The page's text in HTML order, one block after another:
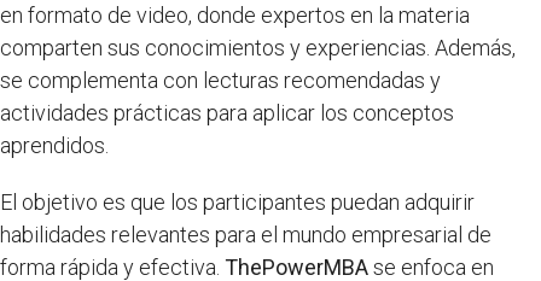
en formato de video, donde expertos en la materia
comparten sus conocimientos y experiencias. Además,
se complementa con lecturas recomendadas y
actividades prácticas para aplicar los conceptos
aprendidos.
El objetivo es que los participantes puedan adquirir
habilidades relevantes para el mundo empresarial de
forma rápida y efectiva. ThePowerMBAse enfoca en